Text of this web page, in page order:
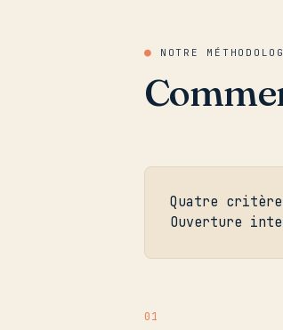
● NOTRE
Quatre
Ouverture
01